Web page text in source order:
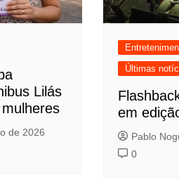
Lilás
de 2026
Últimas
em
Pablo
0